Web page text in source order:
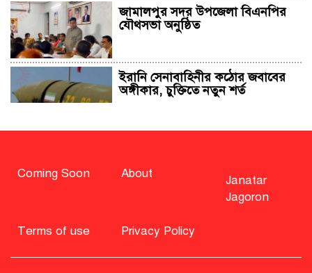
জামালপুর সদর উপজেলা বিএনপির
যৌথসভা অনুষ্ঠিত
ইরানি সেনাবাহিনীর কঠোর জবাবের
অঙ্গীকার, চুক্তিতে নতুন শর্ত
বিএনপি নিয়ে জামায়াতের মন্তব্যে
Coming Soon About
Janatar
Jagoron
Terms of use Privacy Policy